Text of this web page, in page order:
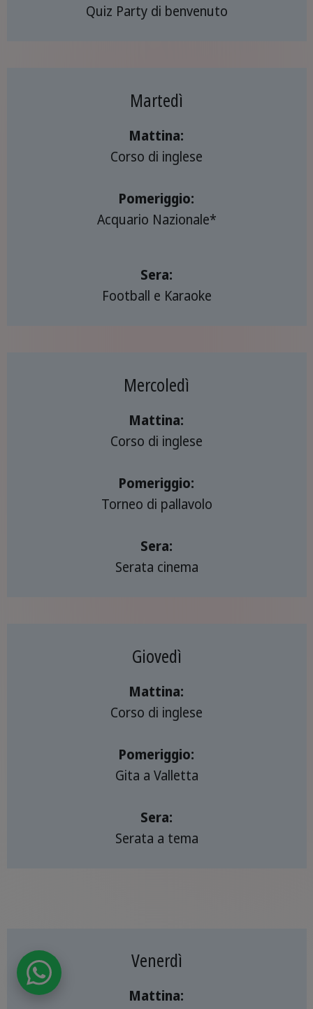
Quiz Party di benvenuto
Martedì
Mattina:
Corso di inglese
Pomeriggio:
Acquario Nazionale*
Sera:
Football e Karaoke
Mercoledì
Mattina:
Corso di inglese
Pomeriggio:
Torneo di pallavolo
Sera:
Serata cinema
Giovedì
Mattina:
Corso di inglese
Pomeriggio:
Gita a Valletta
Sera:
Serata a tema
Venerdì
Mattina: